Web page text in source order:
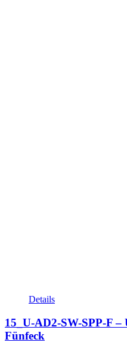
Details
15_U-AD2-SW-SPP-F
Fünfeck